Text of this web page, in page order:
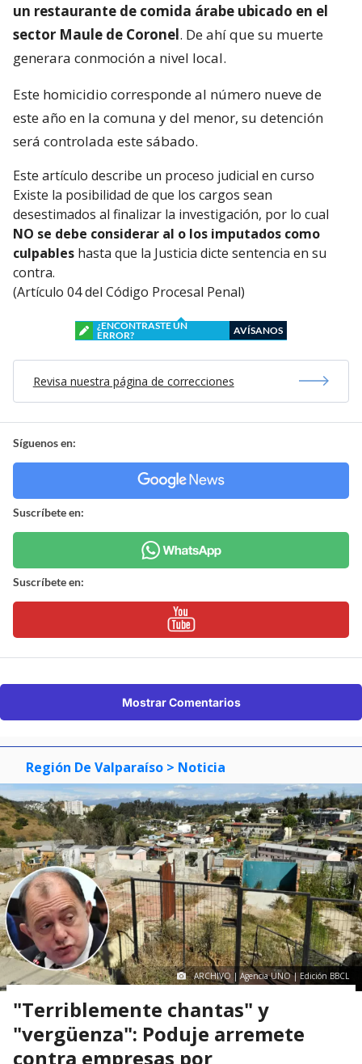
un restaurante de comida árabe ubicado en el
sector Maule de Coronel. De ahí que su muerte
generara conmoción a nivel local.
Este homicidio corresponde al número nueve de
este año en la comuna y del menor, su detención
será controlada este sábado.
Este artículo describe un proceso judicial en curso
Existe la posibilidad de que los cargos sean
desestimados al finalizar la investigación, por lo cual
NO se debe considerar al o los imputados como
culpables hasta que la Justicia dicte sentencia en su
contra.
(Artículo 04 del Código Procesal Penal)
¿ENCONTRASTE UN
ERROR?
AVÍSANOS
Revisa nuestra página de correcciones
Síguenos en:
Suscríbete en:
Suscríbete en:
Mostrar Comentarios
Región De Valparaíso > Noticia
ARCHIVO | Agencia UNO | Edición BBCL
"Terriblemente chantas" y
"vergüenza": Poduje arremete
contra empresas por